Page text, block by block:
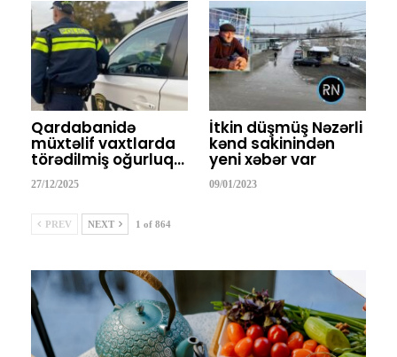
Qardabanidə
müxtəlif vaxtlarda
törədilmiş oğurluq…
27/12/2025
İtkin düşmüş Nəzərli
kənd sakinindən
yeni xəbər var
09/01/2023
PREV NEXT 1 of 864